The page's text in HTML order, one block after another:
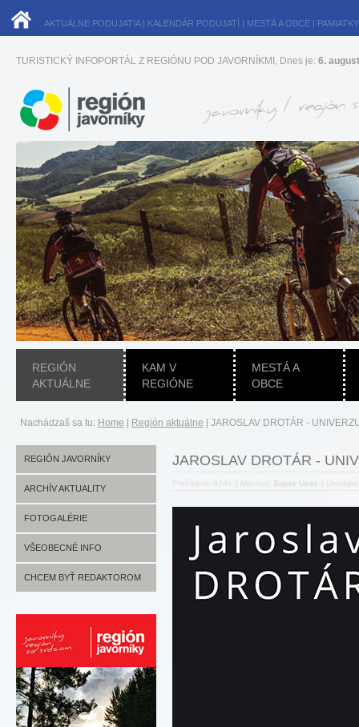
AKTUÁLNE PODUJATIA| KALENDÁR PODUJATÍ | MESTÁ A OBCE | PAMIATKY
TURISTICKÝ INFOPORTÁL Z REGIÓNU POD JAVORNÍKMI, Dnes je: 6.
REGIÓN
AKTUÁLNE
KAM V
REGIÓNE
MESTÁ A
OBCE
Nachádzaš sa tu: Home Región aktuálne JAROSLAV DROTÁR -
REGIÓN JAVORNÍKY
ARCHÍV AKTUALITY
FOTOGALÉRIE
VŠEOBECNÉ INFO
CHCEM BYŤ REDAKTOROM
JAROSLAV DROTÁR -
Prečítané: 874x Napísal: Super User